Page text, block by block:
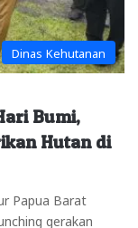
Dinas Kehutanan
Bumi,
Hutan di
Papua Barat
gerakan